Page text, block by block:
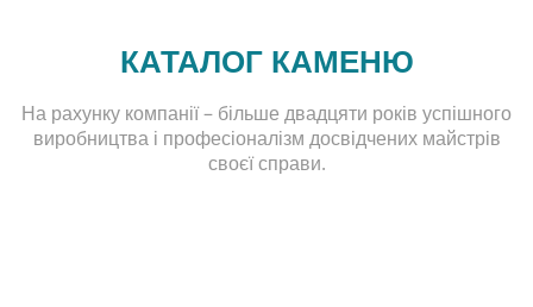
КАТАЛОГ КАМЕНЮ
На рахунку компанії – більше двадцяти років успішного
виробництва і професіоналізм досвідчених майстрів
своєї справи.